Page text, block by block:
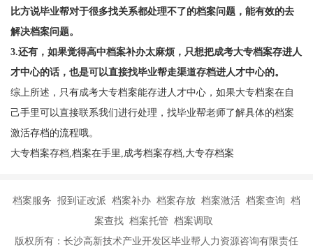
比方说毕业帮对于很多找关系都处理不了的档案问题，能有效的去
解决档案问题。
3.还有，如果觉得高中档案补办太麻烦，只想把成考大专档案存进人
才中心的话，也是可以直接找毕业帮走渠道存档进人才中心的。
综上所述，只有成考大专档案能存进人才中心，如果大专档案在自
己手里可以直接联系我们进行处理，找毕业帮老师了解具体的档案
激活存档的流程哦。
大专档案存档,档案在手里,成考档案存档,大专存档案
档案服务 报到证改派 档案补办 档案存放 档案激活 档案查询 档
案查找 档案托管 档案调取
版权所有：长沙高新技术产业开发区毕业帮人力资源咨询有限责任